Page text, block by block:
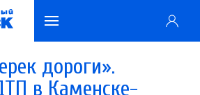
дороги».
в Каменске-